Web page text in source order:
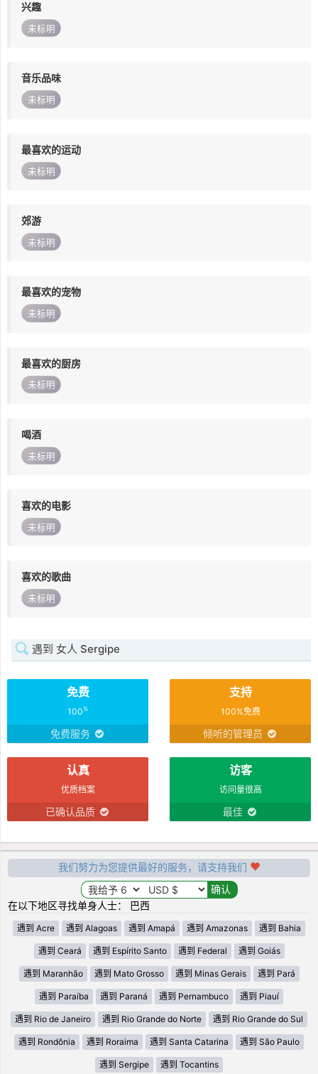
兴趣
未标明
音乐品味
未标明
最喜欢的运动
未标明
郊游
未标明
最喜欢的宠物
未标明
最喜欢的厨房
未标明
喝酒
未标明
喜欢的电影
未标明
喜欢的歌曲
未标明
遇到 女人 Sergipe
免费
100%
免费服务
支持
100%免费
倾听的管理员
认真
优质档案
已确认品质
访客
访问量很高
最佳
我们努力为您提供最好的服务，请支持我们
在以下地区寻找单身人士： 巴西
遇到 Acre 遇到 Alagoas 遇到 Amapá 遇到 Amazonas 遇到 Bahia
遇到 Ceará 遇到 Espírito Santo 遇到 Federal 遇到 Goiás
遇到 Maranhão 遇到 Mato Grosso 遇到 Minas Gerais 遇到 Pará
遇到 Paraíba 遇到 Paraná 遇到 Pernambuco 遇到 Piauí
遇到 Rio de Janeiro 遇到 Rio Grande do Norte 遇到 Rio Grande do Sul
遇到 Rondônia 遇到 Roraima 遇到 Santa Catarina 遇到 São Paulo
遇到 Sergipe 遇到 Tocantins